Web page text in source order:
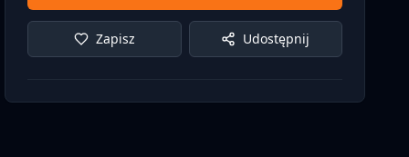
Zapisz Udostępnij